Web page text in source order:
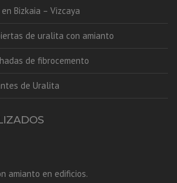
Bizkaia – Vizcaya
de uralita con amianto
de fibrocemento
de Uralita
amianto en edificios.